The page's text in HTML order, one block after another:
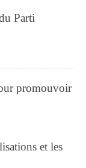
Parti
promouvoir
et les